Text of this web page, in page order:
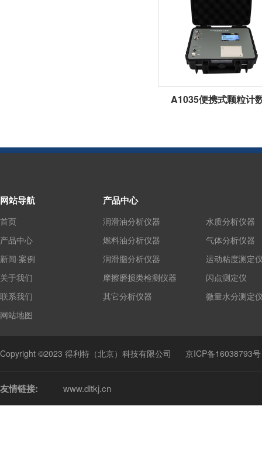
A1035便携式颗粒计
网站导航
首页
产品中心
新闻·案例
关于我们
联系我们
网站地图
产品中心
润滑油分析仪器
燃料油分析仪器
润滑脂分析仪器
摩擦磨损类检测仪器
其它分析仪器
水质分析仪器
气体分析仪器
运动粘度测定
闪点测定仪
微量水分测定
Copyright ©2023 得利特（北京）科技有限公司 京ICP备16038793号
友情链接: www.dltkj.cn